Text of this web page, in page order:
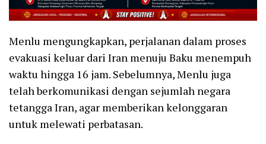
Menlu mengungkapkan, perjalanan dalam proses
evakuasi keluar dari Iran menuju Baku menempuh
waktu hingga 16 jam. Sebelumnya, Menlu juga
telah berkomunikasi dengan sejumlah negara
tetangga Iran, agar memberikan kelonggaran
untuk melewati perbatasan.